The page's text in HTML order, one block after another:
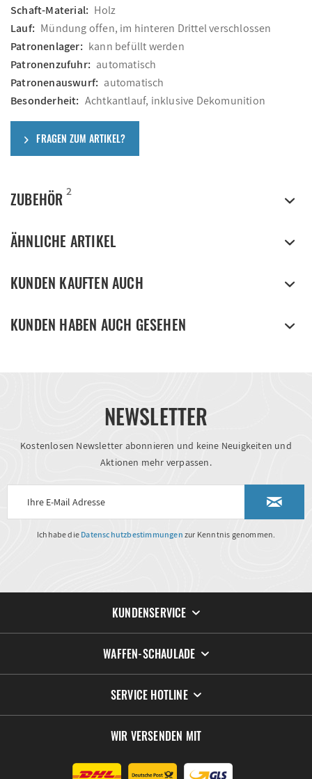
Schaft-Material: Holz
Lauf: Mündung offen, im hinteren Drittel verschlossen
Patronenlager: kann befüllt werden
Patronenzufuhr: automatisch
Patronenauswurf: automatisch
Besonderheit: Achtkantlauf, inklusive Dekomunition
FRAGEN ZUM ARTIKEL?
ZUBEHÖR 2
ÄHNLICHE ARTIKEL
KUNDEN KAUFTEN AUCH
KUNDEN HABEN AUCH GESEHEN
NEWSLETTER
Kostenlosen Newsletter abonnieren und keine Neuigkeiten und
Aktionen mehr verpassen.
Ich habe die Datenschutzbestimmungen zur Kenntnis genommen.
KUNDENSERVICE
WAFFEN-SCHAULADE
SERVICE HOTLINE
WIR VERSENDEN MIT